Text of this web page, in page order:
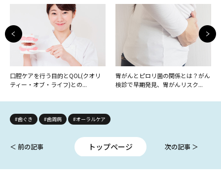
口腔ケアを行う目的とQOL(クオリ
ティー・オブ・ライフ)との...
胃がんとピロリ菌の関係とは？がん
検診で早期発見、胃がんリスク...
#歯ぐき #歯周病 #オーラルケア
＜ 前の記事 トップページ 次の記事 ＞